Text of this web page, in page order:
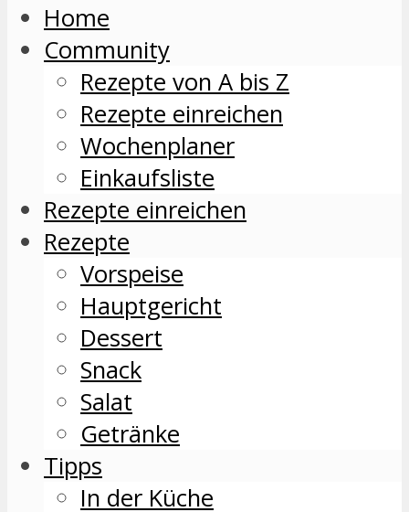
Home
Community
Rezepte von A bis Z
Rezepte einreichen
Wochenplaner
Einkaufsliste
Rezepte einreichen
Rezepte
Vorspeise
Hauptgericht
Dessert
Snack
Salat
Getränke
Tipps
In der Küche